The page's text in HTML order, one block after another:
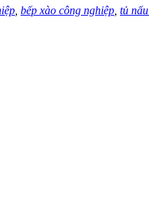
bếp xào công nghiệp tủ